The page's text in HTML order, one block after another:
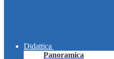
Didattica
Panoramica